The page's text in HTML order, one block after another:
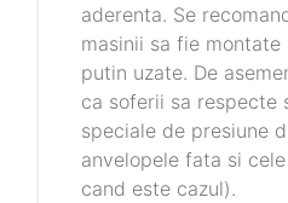
aderenta. Se
masinii sa fie montate
putin uzate. De
ca soferii sa respecte
speciale de presiune
anvelopele fata si
cand este cazul).